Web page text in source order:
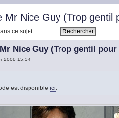
Mr Nice Guy (Trop gentil
Nice Guy (Trop gentil
2008 15:34
est disponible ici.